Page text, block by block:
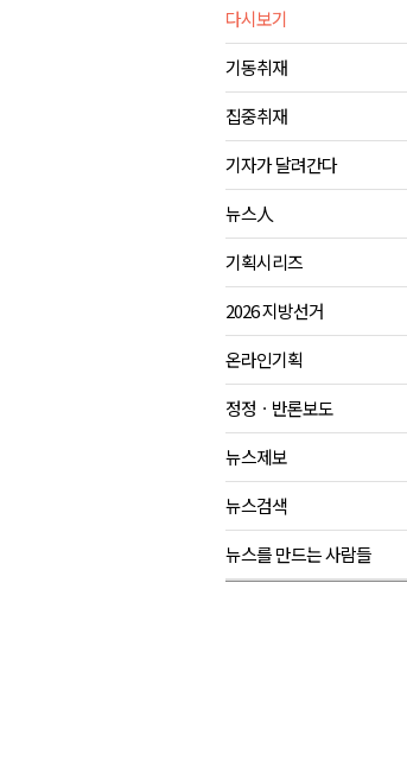
여름축제
강원도, 최
이광재 국
육동한 시
영월군,
삼척 공공
강원자치
다시보기
기동취재
집중취재
기자가 달려간다
뉴스人
기획시리즈
2026 지방선거
온라인기획
정정ㆍ반론보도
뉴스제보
뉴스검색
뉴스를 만드는 사람들